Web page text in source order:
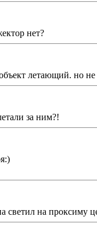
нет?
летающий. но
за ним?!
светил на проксиму